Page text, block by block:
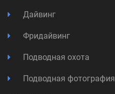
Дайвинг
Фридайвинг
Подводная охота
Подводная фотография